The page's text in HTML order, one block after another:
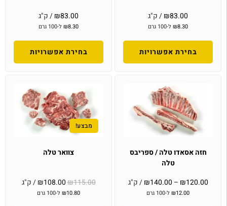
₪83.00 / ק"ג
₪8.30 ל-100 גרם
בחירת אפשרויות
₪83.00 / ק"ג
₪8.30 ל-100 גרם
בחירת אפשרויות
חזה אסאדו טלה / ספריבס
טלה
₪120.00
–
₪140.00 / ק"ג
₪12.00 ל-100 גרם
מבצע!
צוואר טלה
₪115.00
₪108.00 / ק"ג
₪10.80 ל-100 גרם